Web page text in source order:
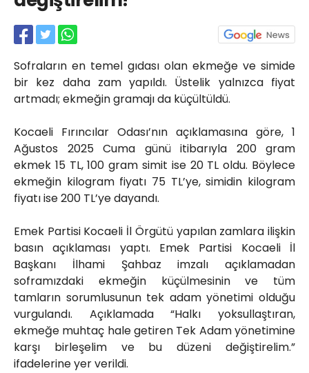
Sofraların en temel gıdası olan ekmeğe ve simide
bir kez daha zam yapıldı. Üstelik yalnızca fiyat
artmadı; ekmeğin gramajı da küçültüldü.
Kocaeli Fırıncılar Odası’nın açıklamasına göre, 1
Ağustos 2025 Cuma günü itibarıyla 200 gram
ekmek 15 TL, 100 gram simit ise 20 TL oldu. Böylece
ekmeğin kilogram fiyatı 75 TL’ye, simidin kilogram
fiyatı ise 200 TL’ye dayandı.
Emek Partisi Kocaeli İl Örgütü yapılan zamlara ilişkin
basın açıklaması yaptı. Emek Partisi Kocaeli İl
Başkanı İlhami Şahbaz imzalı açıklamadan
soframızdaki ekmeğin küçülmesinin ve tüm
tamların sorumlusunun tek adam yönetimi olduğu
vurgulandı. Açıklamada “Halkı yoksullaştıran,
ekmeğe muhtaç hale getiren Tek Adam yönetimine
karşı birleşelim ve bu düzeni değiştirelim.”
ifadelerine yer verildi.
Yahya Kaptan Mahallesi
Akkavaklar Caddesi No:17/4 İzmit-
kocaelisokak@gmail.com